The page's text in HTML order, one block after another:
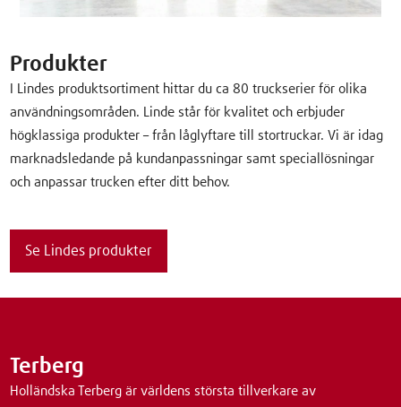
Produkter
I Lindes produktsortiment hittar du ca 80 truckserier för olika
användningsområden. Linde står för kvalitet och erbjuder
högklassiga produkter – från låglyftare till stortruckar. Vi är idag
marknadsledande på kundanpassningar samt speciallösningar
och anpassar trucken efter ditt behov.
Se Lindes produkter
Terberg
Holländska Terberg är världens största tillverkare av